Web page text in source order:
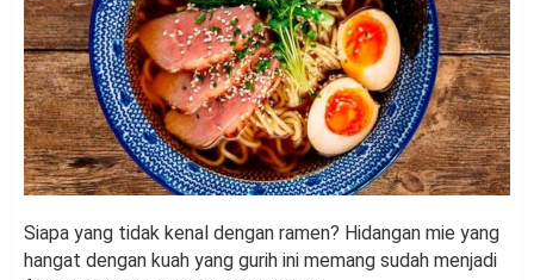
Siapa yang tidak kenal dengan ramen? Hidangan mie yang
hangat dengan kuah yang gurih ini memang sudah menjadi